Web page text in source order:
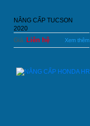
NÂNG CẤP TUCSON
2020
Giá: Liên hệ Xem thêm